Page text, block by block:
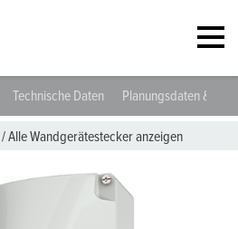
Technische Daten Planungsdaten &
/Alle Wandgerätestecker anzeigen